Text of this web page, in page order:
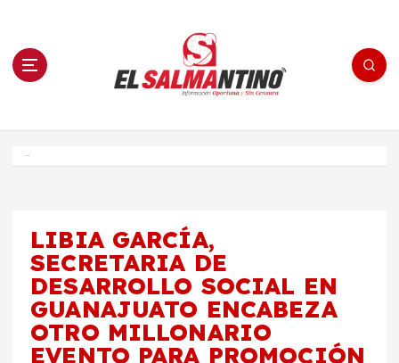
n El Salmantino - medios/noticias/editorial
LIBIA GARCÍA,
SECRETARIA DE
DESARROLLO SOCIAL EN
GUANAJUATO ENCABEZA
OTRO MILLONARIO
EVENTO PARA PROMOCIÓN